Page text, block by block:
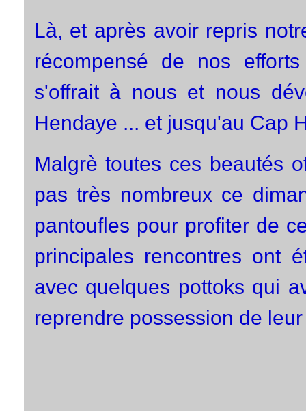
Là, et après avoir repris
récompensé de nos
s'offrait à nous et nous
Hendaye ... et jusqu'au Cap
Malgrè toutes ces beautés
pas très nombreux ce
pantoufles pour profiter de
principales rencontres ont
avec quelques pottoks qui
reprendre possession de